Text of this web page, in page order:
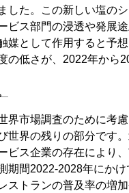
した。この新しい塩の
ビス部門の浸透や発展
媒として作用すると予
の低さが、2022年から
界市場調査のために考
世界の残りの部分です
ビス企業の存在により
期間2022-2028年にか
ストランの普及率の増